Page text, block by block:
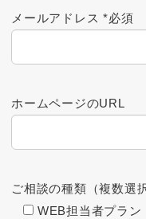
メールアドレス*必須
ホームページのURL
ご相談の種類（複数選
WEB担当者プラン